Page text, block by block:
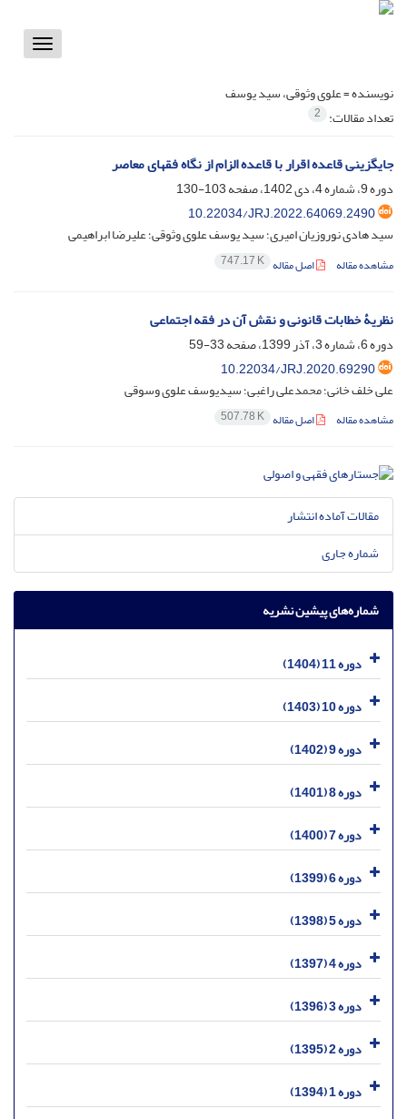
Toggle
نویسنده =علوی وثوقی، سید یوسف
تعداد مقالات: 2
جایگزینی قاعده اقرار با قاعده الزام از نگاه فقهای معاصر
دوره 9، شماره 4، دی 1402، صفحه
103-130
10.22034/JRJ.2022.64069.2490
سید هادی نوروزیان امیری؛ سید یوسف علوی وثوقی؛ علیرضا ابراهیمی
مشاهده مقاله اصل مقاله 747.17 K
نظریۀ خطابات قانونی و نقش آن در فقه اجتماعی
دوره 6، شماره 3، آذر 1399، صفحه
33-59
10.22034/JRJ.2020.69290
علی خلف خانی؛ محمدعلی راغبی؛ سیدیوسف علوی وسوقی
مشاهده مقاله اصل مقاله 507.78 K
مقالات آماده انتشار
شماره جاری
شماره‌های پیشین نشریه
دوره 11 (1404)
دوره 10 (1403)
دوره 9 (1402)
دوره 8 (1401)
دوره 7 (1400)
دوره 6 (1399)
دوره 5 (1398)
دوره 4 (1397)
دوره 3 (1396)
دوره 2 (1395)
دوره 1 (1394)